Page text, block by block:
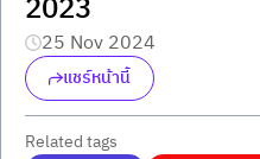
2023
25 Nov 2024
แชร์หน้านี้
Related tags